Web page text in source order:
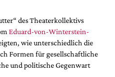
des Theaterkollektivs
Eduard-von-Winterstein-
wie unterschiedlich die
Formen für gesellschaftliche
und politische Gegenwart